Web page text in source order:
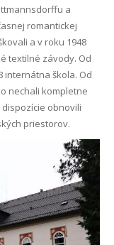
a
romantickej
a v roku 1948
textilné závody. Od
internátna škola. Od
nechali kompletne
obnovili
priestorov.